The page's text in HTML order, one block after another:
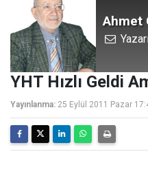
Ahmet
YHT Hızlı Geldi
Yayınlanma: 25 Eylül 2011 Pazar